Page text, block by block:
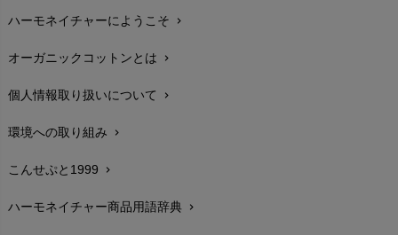
配送と送料chevron_right
在庫状況と発送予定chevron_right
サイズ・寸法chevron_right
生地・素材chevron_right
お手入れについて
レビューを書こうchevron_right
ハーモネイチャーにようこそ chevron_right
オーガニックコットンとは chevron_right
個人情報取り扱いについて chevron_right
環境への取り組み chevron_right
こんせぷと1999 chevron_right
ハーモネイチャー商品用語辞典 chevron_right